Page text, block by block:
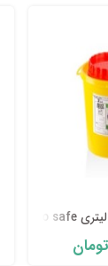
تومان